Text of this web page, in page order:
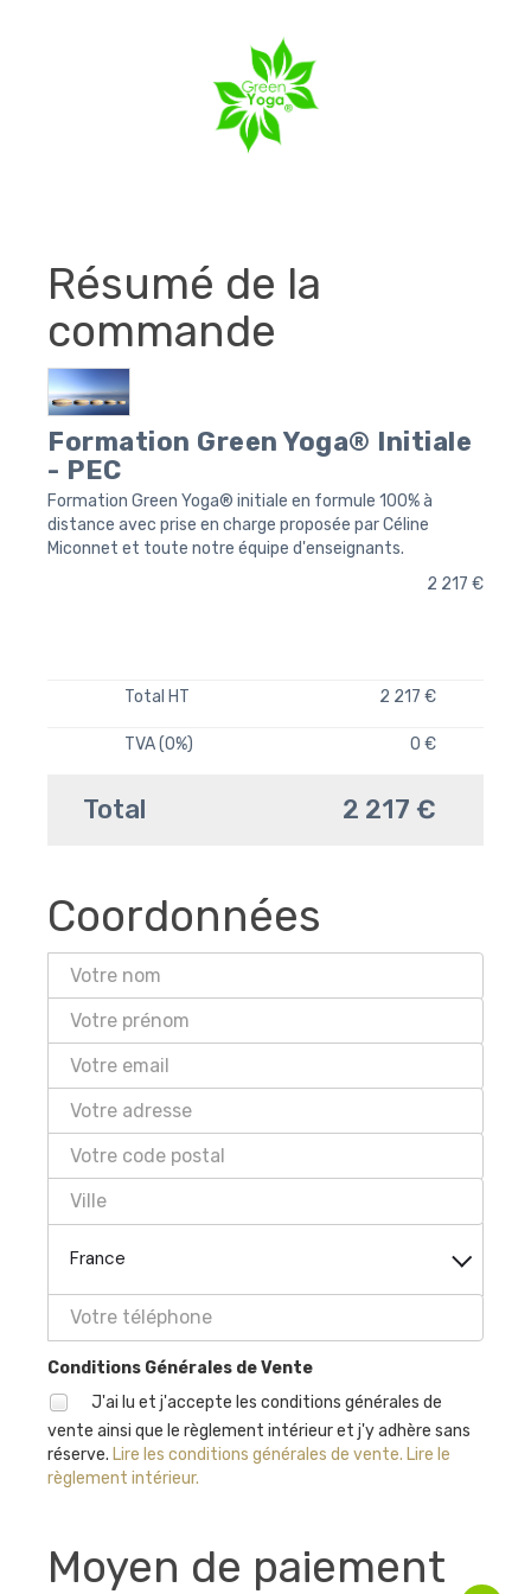
Résumé de la
commande
Formation Green Yoga® Initiale
- PEC
Formation Green Yoga® initiale en formule 100% à
distance avec prise en charge proposée par Céline
Miconnet et toute notre équipe d'enseignants.
2 217 €
Total HT 2 217 €
TVA (0%) 0 €
Total 2 217 €
Coordonnées
France
Conditions Générales de Vente
J'ai lu et j'accepte les conditions générales de
vente ainsi que le règlement intérieur et j'y adhère sans
réserve. Lire les conditions générales de vente. Lire le
règlement intérieur.
Moyen de paiement